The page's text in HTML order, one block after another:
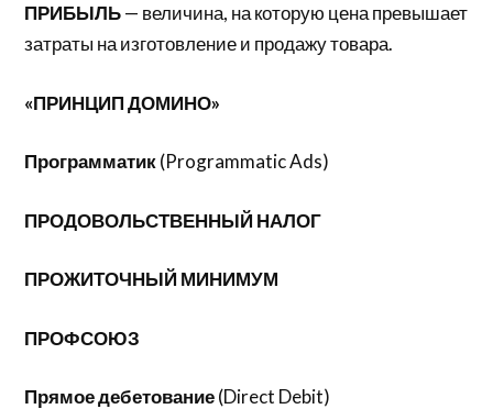
ПРИБЫЛЬ— величина, на которую цена превышает
затраты на изготовление и продажу товара.
«ПРИНЦИП ДОМИНО»
Программатик(Programmatic Ads)
ПРОДОВОЛЬСТВЕННЫЙ НАЛОГ
ПРОЖИТОЧНЫЙ МИНИМУМ
ПРОФСОЮЗ
Прямое дебетование(Direct Debit)